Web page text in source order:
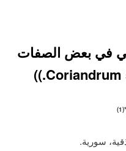
في بعض الصفات
*(1)